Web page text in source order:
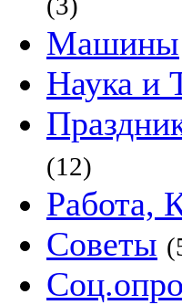
Машины
Наука и
(12)
Работа,
Советы